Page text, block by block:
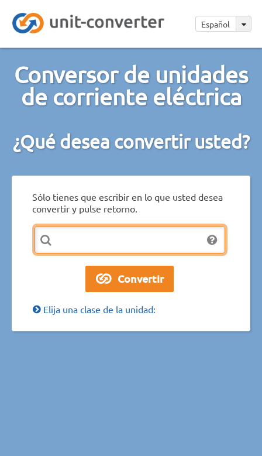
Español
Conversor de unidades
de corriente eléctrica
¿Qué desea convertir usted?
Sólo tienes que escribir en lo que usted desea
convertir y pulse retorno.
Elija una clase de la unidad: